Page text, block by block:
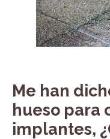
Me han
hueso para
implantes,